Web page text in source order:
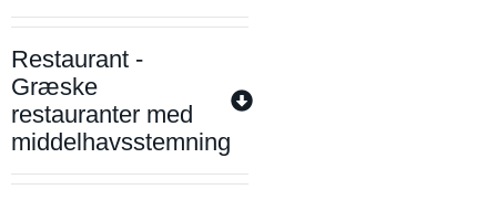
Restaurant -
Græske
restauranter med
middelhavsstemning